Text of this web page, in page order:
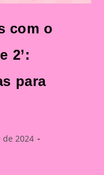
com o
2’:
para
de 2024